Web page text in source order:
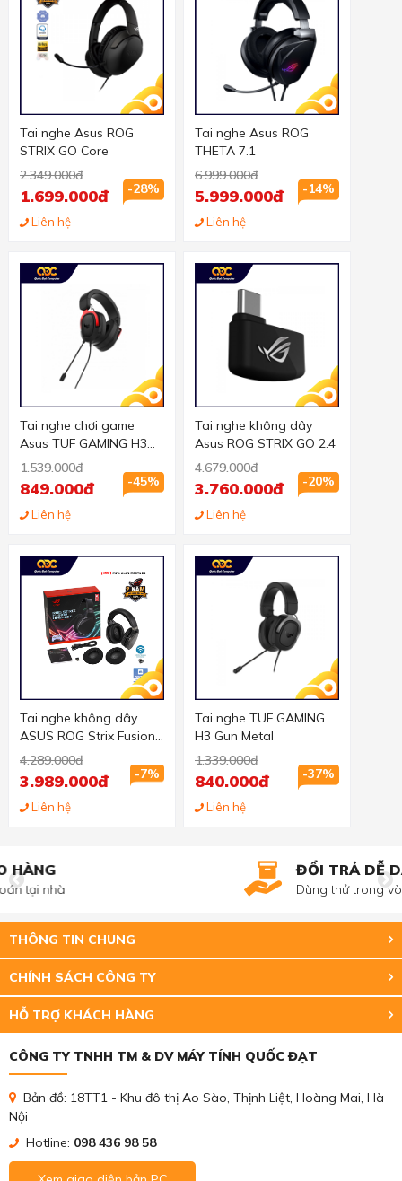
Tai nghe Asus ROG
STRIX GO Core
2.349.000đ
-28%
1.699.000đ
Liên hệ
Tai nghe Asus ROG
THETA 7.1
6.999.000đ
-14%
5.999.000đ
Liên hệ
Tai nghe chơi game
Asus TUF GAMING H3
Red Đen Đỏ
1.539.000đ
-45%
849.000đ
Liên hệ
Tai nghe không dây
Asus ROG STRIX GO 2.4
4.679.000đ
-20%
3.760.000đ
Liên hệ
Tai nghe không dây
ASUS ROG Strix Fusion
Gaming Wireless
4.289.000đ
-7%
3.989.000đ
Liên hệ
Tai nghe TUF GAMING
H3 Gun Metal
1.339.000đ
-37%
840.000đ
Liên hệ
ĐỔI TRẢ DỄ DÀNG
Dùng thử trong vòng 3 ngày
THÔNG TIN CHUNG
CHÍNH SÁCH CÔNG TY
HỖ TRỢ KHÁCH HÀNG
CÔNG TY TNHH TM & DV MÁY TÍNH QUỐC ĐẠT
Bản đồ: 18TT1 - Khu đô thị Ao Sào, Thịnh Liệt, Hoàng Mai, Hà
Nội
Hotline: 098 436 98 58